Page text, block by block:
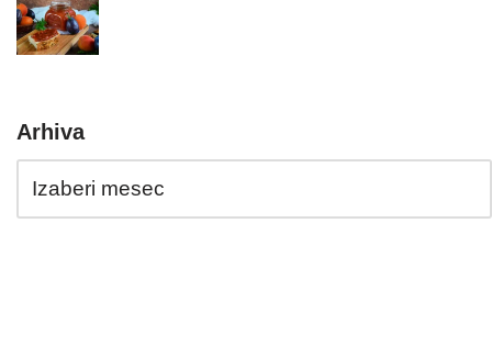
Arhiva